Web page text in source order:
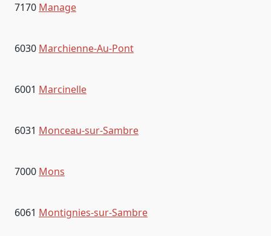
7170 Manage
6030 Marchienne-Au-Pont
6001 Marcinelle
6031 Monceau-sur-Sambre
7000 Mons
6061 Montignies-sur-Sambre